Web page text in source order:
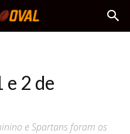
e 2 de
e Spartans foram os